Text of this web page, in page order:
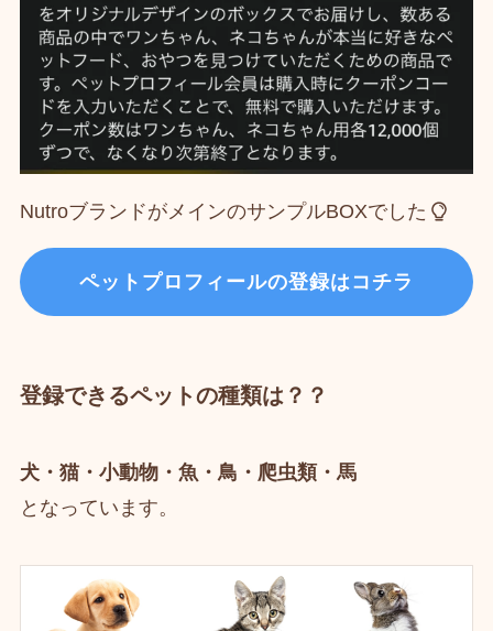
NutroブランドがメインのサンプルBOXでした
ペットプロフィールの登録はコチラ
登録できるペットの種類は？？
犬・猫・小動物・魚・鳥・爬虫類・馬
となっています。